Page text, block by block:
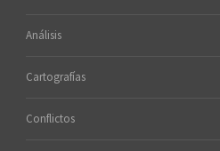
Análisis
Cartografías
Conflictos